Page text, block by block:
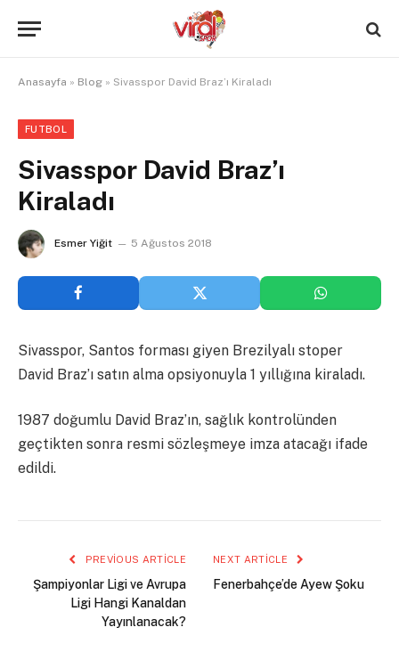
Anasayfa » Blog » Sivasspor David Braz’ı Kiraladı
FUTBOL
Sivasspor David Braz’ı
Kiraladı
Esmer Yiğit 5 Ağustos 2018
Sivasspor, Santos forması giyen Brezilyalı stoper
David Braz’ı satın alma opsiyonuyla 1 yıllığına kiraladı.
1987 doğumlu David Braz’ın, sağlık kontrolünden
geçtikten sonra resmi sözleşmeye imza atacağı ifade
edildi.
PREVIOUS ARTICLE
Şampiyonlar Ligi ve Avrupa
Ligi Hangi Kanaldan
Yayınlanacak?
NEXT ARTICLE
Fenerbahçe’de Ayew Şoku